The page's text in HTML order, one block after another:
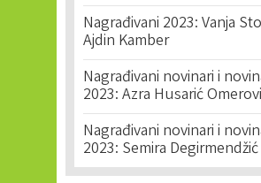
Nagrađivani 2023: Vanja
Ajdin Kamber
Nagrađivani novinari i
2023: Azra Husarić
Nagrađivani novinari i
2023: Semira Degirmendžić